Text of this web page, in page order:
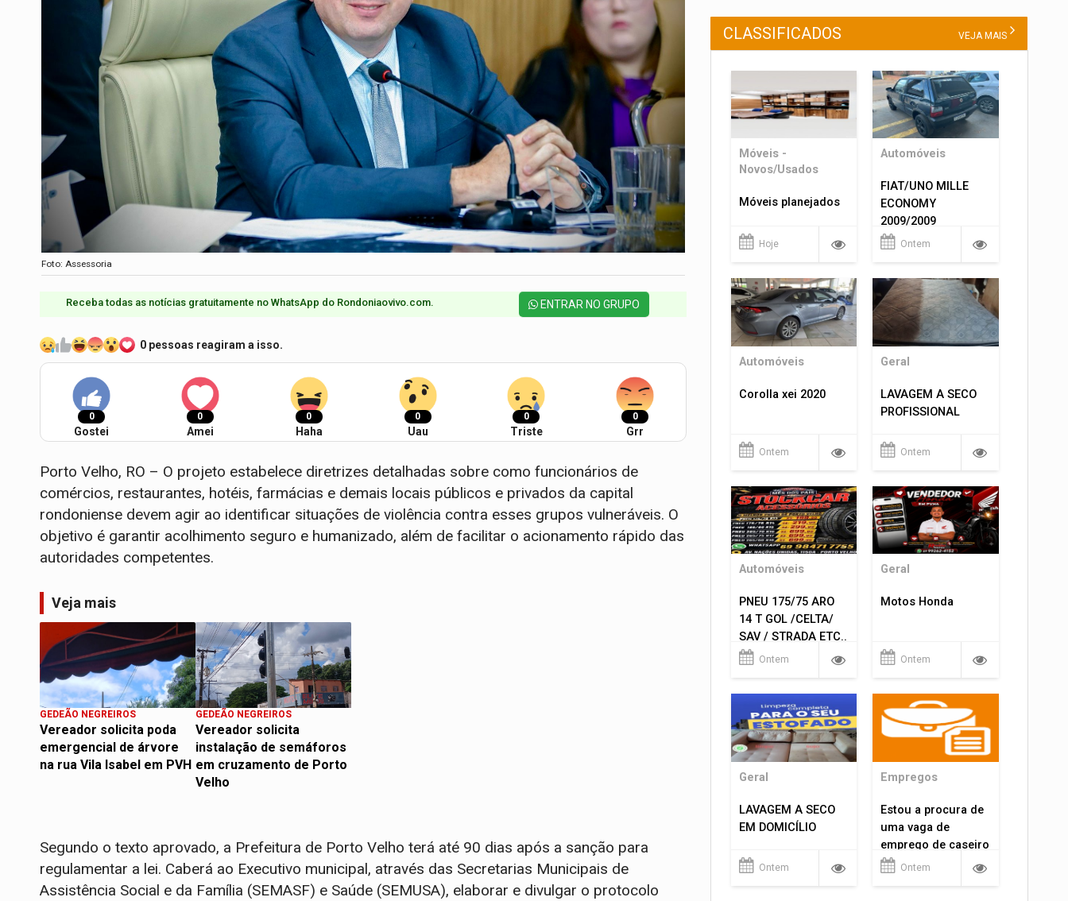
Foto: Assessoria
Receba todas as notícias gratuitamente no WhatsApp do Rondoniaovivo.com.​ ENTRAR NO GRUPO
0 pessoas reagiram a isso.
0
Gostei
0
Amei
0
Haha
0
Uau
0
Triste
0
Grr
Porto Velho, RO – ​​​​​​​O projeto estabelece diretrizes detalhadas sobre como funcionários de
comércios, restaurantes, hotéis, farmácias e demais locais públicos e privados da capital
rondoniense devem agir ao identificar situações de violência contra esses grupos vulneráveis. O
objetivo é garantir acolhimento seguro e humanizado, além de facilitar o acionamento rápido das
autoridades competentes.
Veja mais
GEDEÃO NEGREIROS
Vereador solicita poda
emergencial de árvore
na rua Vila Isabel em PVH
GEDEÃO NEGREIROS
Vereador solicita
instalação de semáforos
em cruzamento de Porto
Velho
Segundo o texto aprovado, a Prefeitura de Porto Velho terá até 90 dias após a sanção para
regulamentar a lei. Caberá ao Executivo municipal, através das Secretarias Municipais de
Assistência Social e da Família (SEMASF) e Saúde (SEMUSA), elaborar e divulgar o protocolo
CLASSIFICADOS VEJA MAIS
Móveis -
Novos/Usados
Móveis planejados
Hoje
Automóveis
FIAT/UNO MILLE
ECONOMY
2009/2009
Ontem
Automóveis
Corolla xei 2020
Ontem
Geral
LAVAGEM A SECO
PROFISSIONAL
Ontem
Automóveis
PNEU 175/75 ARO
14 T GOL /CELTA/
SAV / STRADA ETC..
R$ 219,99
Ontem
Geral
Motos Honda
Ontem
Geral
LAVAGEM A SECO
EM DOMICÍLIO
Ontem
Empregos
Estou a procura de
uma vaga de
emprego de caseiro
em porto velho
Ontem